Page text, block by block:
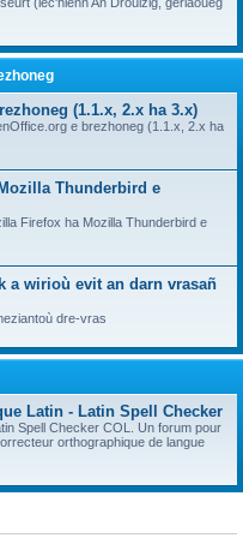
(1.1.x, 2.x ha 3.x)
e brezhoneg (1.1.x, 2.x ha
Thunderbird e
Firefox ha Mozilla Thunderbird e
a wirioù evit an darn vrasañ
dre-vras
Latin - Latin Spell Checker
Spell Checker COL. Un forum pour
orthographique de langue